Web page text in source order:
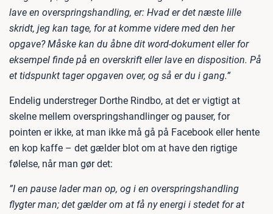
lave en overspringshandling, er: Hvad er det næste lille
skridt, jeg kan tage, for at komme videre med den her
opgave? Måske kan du åbne dit word-dokument eller for
eksempel finde på en overskrift eller lave en disposition. På
et tidspunkt tager opgaven over, og så er du i gang.”
Endelig understreger Dorthe Rindbo, at det er vigtigt at
skelne mellem overspringshandlinger og pauser, for
pointen er ikke, at man ikke må gå på Facebook eller hente
en kop kaffe – det gælder blot om at have den rigtige
følelse, når man gør det:
”I en pause lader man op, og i en overspringshandling
flygter man; det gælder om at få ny energi i stedet for at